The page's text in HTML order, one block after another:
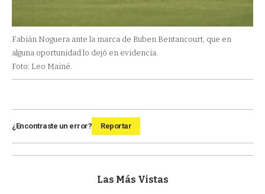
Fabián Noguera ante la marca de Ruben Bentancourt, que en
alguna oportunidad lo dejó en evidencia.
Foto: Leo Mainé.
¿Encontraste un error? Reportar
Las Más Vistas